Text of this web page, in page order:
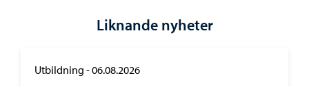
Liknande nyheter
Utbildning -06.08.2026